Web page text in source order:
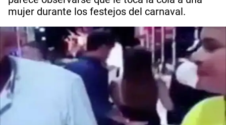
mujer durante los festejos del carnaval.